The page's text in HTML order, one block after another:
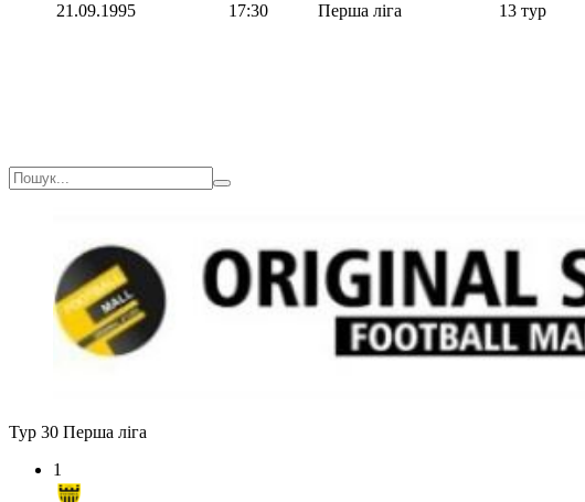
21.09.1995
17:30 Перша ліга 13 тур
Тур 30 Перша ліга
1